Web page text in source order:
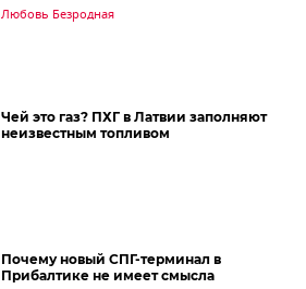
Любовь Безродная
Чей это газ? ПХГ в Латвии заполняют
неизвестным топливом
Почему новый СПГ-терминал в
Прибалтике не имеет смысла